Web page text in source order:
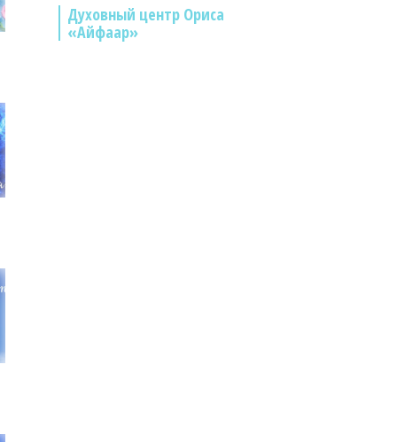
Духовный центр Ориса
«Айфаар»